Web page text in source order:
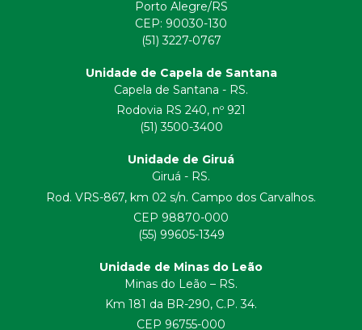
Porto Alegre/RS
CEP: 90030-130
(51) 3227-0767
Unidade de Capela de Santana
Capela de Santana - RS.
Rodovia RS 240, nº 921
(51) 3500-3400
Unidade de Giruá
Giruá - RS.
Rod. VRS-867, km 02 s/n. Campo dos Carvalhos.
CEP 98870-000
(55) 99605-1349
Unidade de Minas do Leão
Minas do Leão – RS.
Km 181 da BR-290, C.P. 34.
CEP 96755-000